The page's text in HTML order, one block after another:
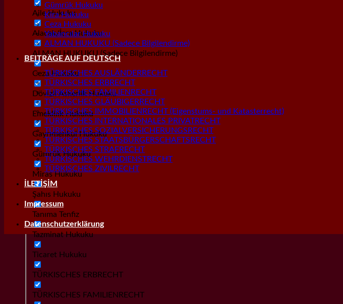
Aile Hukuku
Alacak/İcra Hukuku
ALMAN HUKUKU (Sadece Bilgilendirme)
Ceza Hukuku
Dövizli Askerlik Hukuku
Emeklilik Hukuku
Gayrımenkul Hukuku
Gümrük Hukuku
Miras Hukuku
Şahıs Hukuku
Tanıma Tenfiz
Tazminat Hukuku
Ticaret Hukuku
TÜRKISCHES ERBRECHT
TÜRKISCHES FAMILIENRECHT
Gümrük Hukuku
Kira Hukuku
Ceza Hukuku
Yabancılar Hukuku
ALMAN HUKUKU (Sadece Bilgilendirme)
BEITRÄGE AUF DEUTSCH
TÜRKISCHES AUSLÄNDERRECHT
TÜRKISCHES ERBRECHT
TÜRKISCHES FAMILIENRECHT
TÜRKISCHES GLÄUBIGERRECHT
TÜRKISCHES IMMOBILIENRECHT (Eigenstums- und Katasterrecht)
TÜRKISCHES INTERNATIONALES PRIVATRECHT
TÜRKISCHES SOZIALVERSICHERUNGSRECHT
TÜRKISCHES STAATSBÜRGERSCHAFTSRECHT
TÜRKISCHES STRAFRECHT
TÜRKISCHES WEHRDIENSTRECHT
TÜRKISCHES ZIVILRECHT
İLETİŞİM
Impressum
Datenschutzerklärung